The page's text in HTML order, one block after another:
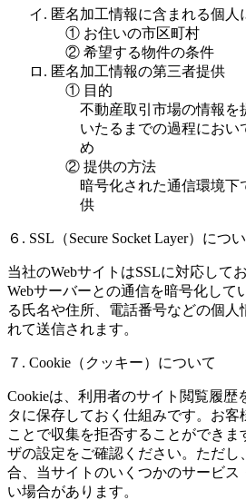
イ. 匿名加工情報に含まれる個人
① お住いの市区町村
② 希望する物件の条件
ロ. 匿名加工情報の第三者提供
① 目的
不動産取引市場の情報を
いたるまでの過程におい
め
② 提供の方法
暗号化された通信環境下
供
６. SSL（Secure Socket Layer）につ
当社のWebサイトはSSLに対応して
Webサーバーとの通信を暗号化して
る氏名や住所、電話番号などの個人
れて送信されます。
７. Cookie（クッキー）について
Cookieは、利用者のサイト閲覧履歴
タに保存しておく仕組みです。お客
ことで収集を拒否することができま
ザの設定をご確認ください。ただし
合、当サイトのいくつかのサービス
い場合があります。